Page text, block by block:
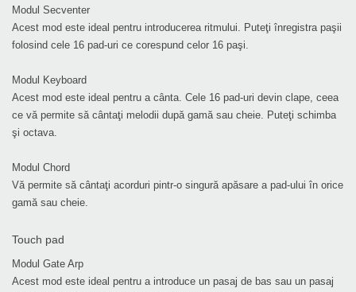
Modul Secventer
Acest mod este ideal pentru introducerea ritmului. Puteţi înregistra paşii
folosind cele 16 pad-uri ce corespund celor 16 paşi.
Modul Keyboard
Acest mod este ideal pentru a cânta. Cele 16 pad-uri devin clape, ceea
ce vă permite să cântaţi melodii după gamă sau cheie. Puteţi schimba
şi octava.
Modul Chord
Vă permite să cântaţi acorduri pintr-o singură apăsare a pad-ului în orice
gamă sau cheie.
Touch pad
Modul Gate Arp
Acest mod este ideal pentru a introduce un pasaj de bas sau un pasaj